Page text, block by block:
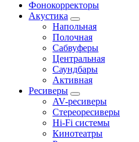
Фонокорректоры
Акустика
Напольная
Полочная
Сабвуферы
Центральная
Саундбары
Активная
Ресиверы
AV-ресиверы
Стереоресиверы
Hi-Fi системы
Кинотеатры